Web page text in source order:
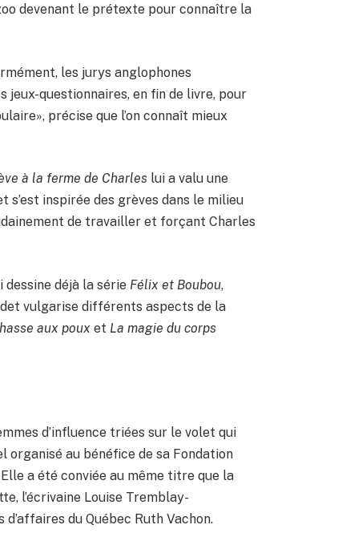
devenant le prétexte pour connaître la
les jurys anglophones
questionnaires, en fin de livre, pour
précise que l’on connaît mieux
à la ferme de Charles lui a valu une
s’est inspirée des grèves dans le milieu
de travailler et forçant Charles
déjà la série Félix et Boubou,
vulgarise différents aspects de la
aux poux et La magie du corps
d’influence triées sur le volet qui
organisé au bénéfice de sa Fondation
a été conviée au même titre que la
l’écrivaine Louise Tremblay-
du Québec Ruth Vachon.